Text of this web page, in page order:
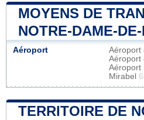
MOYENS DE
NOTRE-DAME-
Aéroport Aéroport
Aéroport
Aéroport
Mirabel
TERRITOIRE DE